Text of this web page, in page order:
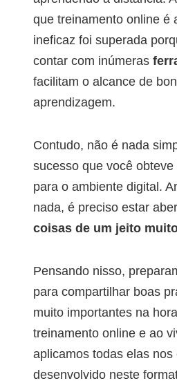
que treinamento online é
ineﬁcaz foi superada
contar com inúmeras
facilitam o alcance de
aprendizagem.
Contudo, não é nada
sucesso que você
para o ambiente digital.
nada, é preciso estar
coisas de um jeito
Pensando nisso,
para compartilhar boas
muito importantes na
treinamento online e ao
aplicamos todas elas
desenvolvido neste